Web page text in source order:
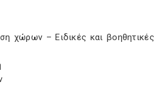
χώρων – Ειδικές και βοηθητικές